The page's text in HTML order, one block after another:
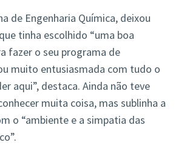
de Engenharia Química, deixou
tinha escolhido “uma boa
fazer o seu programa de
muito entusiasmada com tudo o
aqui”, destaca. Ainda não teve
muita coisa, mas sublinha a
o “ambiente e a simpatia das